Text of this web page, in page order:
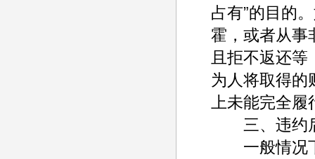
占有”的目的
霍，或者从事
且拒不返还
为人将取得的
上未能完全
三、违约
一般情况下